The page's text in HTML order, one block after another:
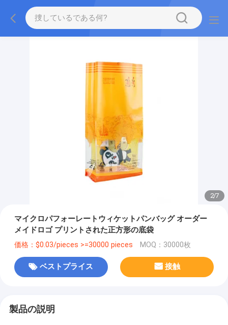
2/7
マイクロパフォーレートウィケットパンバッグ オーダー
メイドロゴ プリントされた正方形の底袋
価格：$0.03/pieces >=30000 pieces MOQ：30000枚
ベストプライス 接触
製品の説明